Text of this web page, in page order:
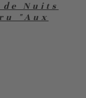
Nuits
"Aux